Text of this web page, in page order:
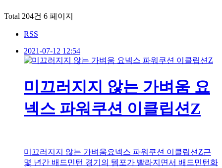
Total 204건 6 페이지
RSS
2021-07-12 12:54
미끄러지지 않는 가벼움 요
넥스 파워쿠션 이클립션Z
미끄러지지 않는 가벼움요넥스 파워쿠션 이클립션Z근
몇 년간 배드민턴 경기의 템포가 빨라지면서 배드민턴화